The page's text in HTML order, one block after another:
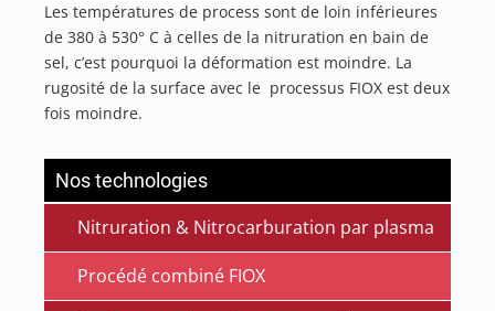
Les températures de process sont de loin inférieures
de 380 à 530° C à celles de la nitruration en bain de
sel, c’est pourquoi la déformation est moindre. La
rugosité de la surface avec le processus FIOX est deux
fois moindre.
Nos technologies
Nitruration & Nitrocarburation par plasma
Procédé combiné FIOX